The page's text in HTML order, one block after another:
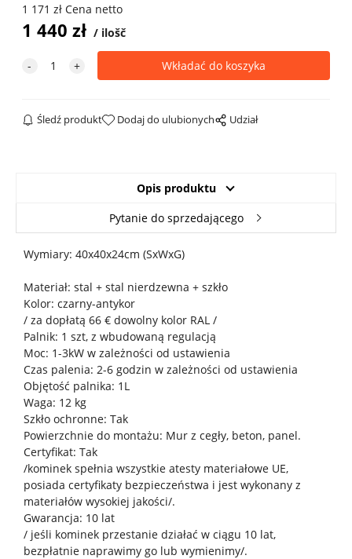
1 171 zł Cena netto
1 440 zł ilošč
Śledź produkt Dodaj do ulubionych Udział
Opis produktu
Pytanie do sprzedającego
Wymiary: 40x40x24cm (SxWxG)
Materiał: stal + stal nierdzewna + szkło
Kolor: czarny-antykor
/ za dopłatą 66 € dowolny kolor RAL /
Palnik: 1 szt, z wbudowaną regulacją
Moc: 1-3kW w zależności od ustawienia
Czas palenia: 2-6 godzin w zależności od ustawienia
Objętość palnika: 1L
Waga: 12 kg
Szkło ochronne: Tak
Powierzchnie do montażu: Mur z cegły, beton, panel.
Certyfikat: Tak
/kominek spełnia wszystkie atesty materiałowe UE,
posiada certyfikaty bezpieczeństwa i jest wykonany z
materiałów wysokiej jakości/.
Gwarancja: 10 lat
/ jeśli kominek przestanie działać w ciągu 10 lat,
bezpłatnie naprawimy go lub wymienimy/.